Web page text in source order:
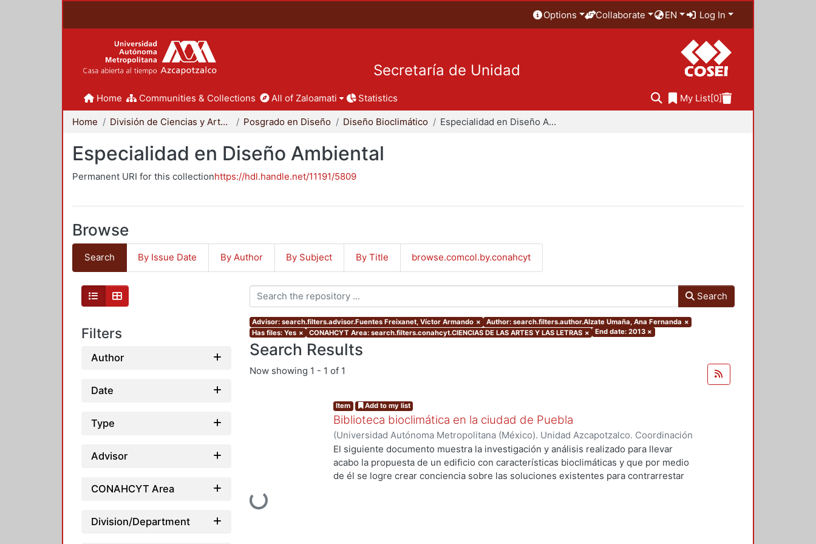
Options Collaborate EN Log In
Secretaría de Unidad
Home Communities & Collections All of Zaloamati Statistics My List[0]
Home División de Ciencias y Artes para el Diseño Posgrado en Diseño Diseño Bioclimático Especialidad en Diseño Ambiental
Especialidad en Diseño Ambiental
Permanent URI for this collectionhttps://hdl.handle.net/11191/5809
Browse
Search By Issue Date By Author By Subject By Title browse.comcol.by.conahcyt
Filters
Author
Date
Type
Advisor
CONAHCYT Area
Division/Department
Search
Advisor: search.filters.advisor.Fuentes Freixanet, Víctor Armando × Author: search.filters.author.Alzate Umaña, Ana Fernanda ×
Has files: Yes × CONAHCYT Area: search.filters.conahcyt.CIENCIAS DE LAS ARTES Y LAS LETRAS × End date: 2013 ×
Search Results
Now showing 1 - 1 of 1
Loading...
Item Add to my list
Biblioteca bioclimática en la ciudad de Puebla
(Universidad Autónoma Metropolitana (México). Unidad Azcapotzalco. Coordinación
de Servicios de Información.,2013-07)Alzate Umaña, Ana Fernanda
El siguiente documento muestra la investigación y análisis realizado para llevar
acabo la propuesta de un edificio con características bioclimáticas y que por medio
de él se logre crear conciencia sobre las soluciones existentes para contrarrestar